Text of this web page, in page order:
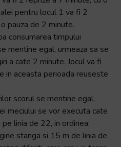
pentru locul 1 va fi 2
pauza de 2 minute.
consumarea timpului
mentine egal, urmeaza sa se
a cate 2 minute. Jocul va fi
in aceasta perioada reuseste
scorul se mentine egal,
meciului se vor executa cate
linia de 22, in ordinea:
stanga si 15 m de linia de